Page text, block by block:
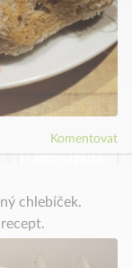
Komentovat
chlebíček.